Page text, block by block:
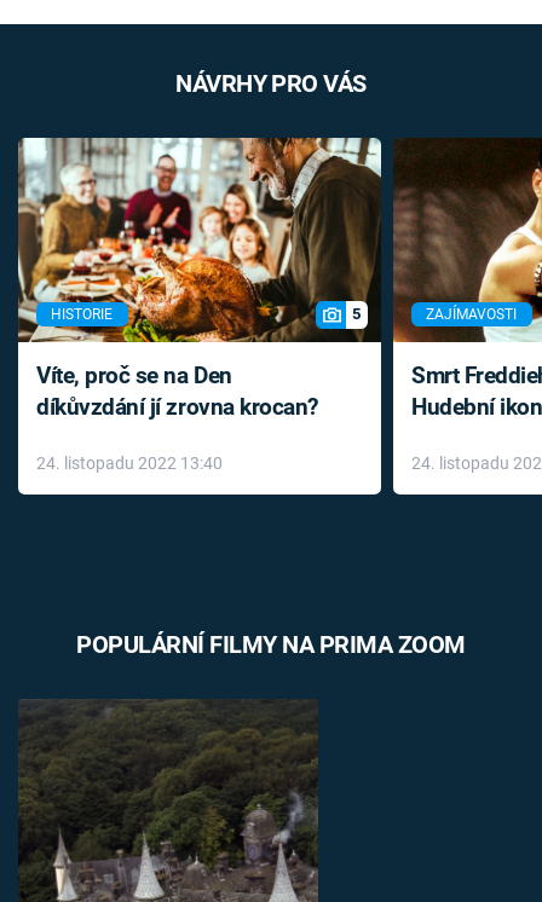
NÁVRHY PRO VÁS
HISTORIE 5
Víte, proč se na Den
díkůvzdání jí zrovna krocan?
24. listopadu 2022 13:40
ZAJÍMAVOSTI
Smrt
Hudební
léky
24. listopadu
POPULÁRNÍ FILMY NA PRIMA ZOOM